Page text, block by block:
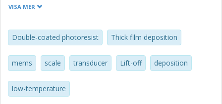
process. This simple and effective method offers wider
VISA MER
Double-coated photoresist Thick film deposition
mems scale transducer Lift-off deposition
low-temperature